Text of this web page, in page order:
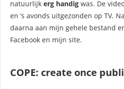
natuurlijk erg handig was. De
en ’s avonds uitgezonden op TV.
daarna aan mijn gehele bestand
Facebook en mijn site.
COPE: create once